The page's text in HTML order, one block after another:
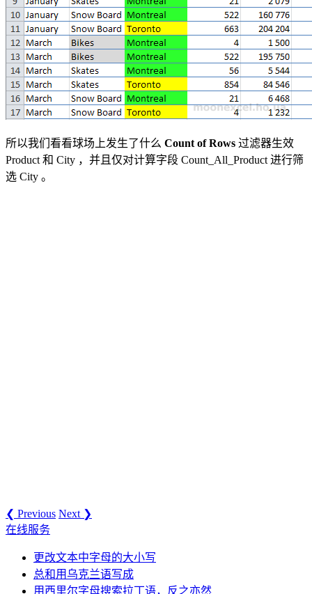
所以我们看看球场上发生了什么 Count of Rows 过滤器生效
Product 和 City ，并且仅对计算字段 Count_All_Product 进行筛
选 City 。
❮ Previous Next ❯
在线服务
更改文本中字母的大小写
总和用乌克兰语写成
用西里尔字母搜索拉丁语，反之亦然